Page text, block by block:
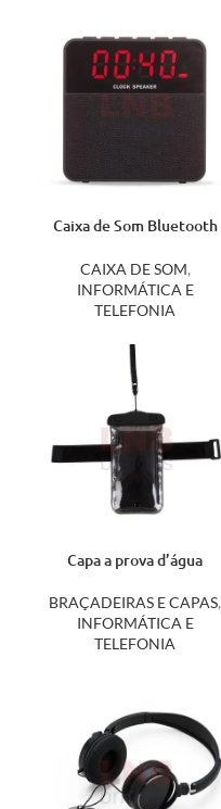
Caixa de Som Bluetooth
CAIXA DE SOM,
INFORMÁTICA E
TELEFONIA
Capa a prova d’água
BRAÇADEIRAS E CAPAS,
INFORMÁTICA E
TELEFONIA